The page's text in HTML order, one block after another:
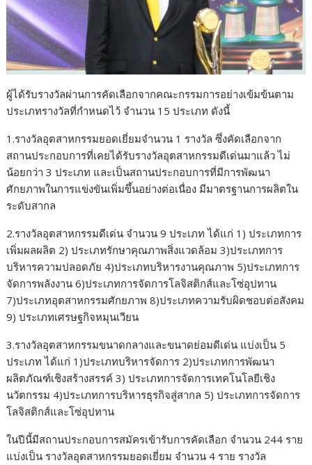
ผู้ได้รับรางวัลผ่านการคัดเลือกจากคณะกรรมการอย่างเข้มข้นตาม
ประเภทรางวัลที่กำหนดไว้ จำนวน 15 ประเภท ดังนี้
1.รางวัลอุตสาหกรรมยอดเยี่ยมจำนวน 1 รางวัล ซึ่งคัดเลือกจาก
สถานประกอบการที่เคยได้รับรางวัลอุตสาหกรรมดีเด่นมาแล้ว ไม่
น้อยกว่า 3 ประเภท และเป็นสถานประกอบการที่มีการพัฒนา
ศักยภาพในการแข่งขันเพิ่มขึ้นอย่างต่อเนื่อง มีมาตรฐานการผลิตใน
ระดับสากล
2.รางวัลอุตสาหกรรมดีเด่น จำนวน 9 ประเภท ได้แก่ 1) ประเภทการ
เพิ่มผลผลิต 2) ประเภทรักษาคุณภาพสิ่งแวดล้อม 3)ประเภทการ
บริหารความปลอดภัย 4)ประเภทบริหารงานคุณภาพ 5)ประเภทการ
จัดการพลังงาน 6)ประเภทการจัดการโลจิสติกส์และโซ่อุปทาน
7)ประเภทอุตสาหกรรมศักยภาพ 8)ประเภทความรับผิดชอบต่อสังคม
9) ประเภทเศรษฐกิจหมุนเวียน
3.รางวัลอุตสาหกรรมขนาดกลางและขนาดย่อมดีเด่น แบ่งเป็น 5
ประเภท ได้แก่ 1)ประเภทบริหารจัดการ 2)ประเภทการพัฒนา
ผลิตภัณฑ์เชิงสร้างสรรค์ 3) ประเภทการจัดการเทคโนโลยีเชิง
นวัตกรรม 4)ประเภทการบริหารธุรกิจสู่สากล 5) ประเภทการจัดการ
โลจิสติกส์และโซ่อุปทาน
ในปีนี้มีสถานประกอบการสมัครเข้ารับการคัดเลือก จำนวน 244 ราย
แบ่งเป็น รางวัลอุตสาหกรรมยอดเยี่ยม จำนวน 4 ราย รางวัล